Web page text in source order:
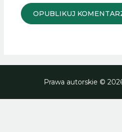
Prawa autorskie ©